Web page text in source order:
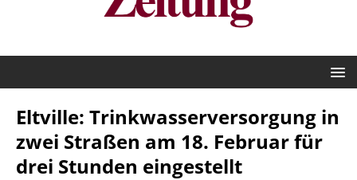
Eltville: Trinkwasserversorgung in
zwei Straßen am 18. Februar für
drei Stunden eingestellt